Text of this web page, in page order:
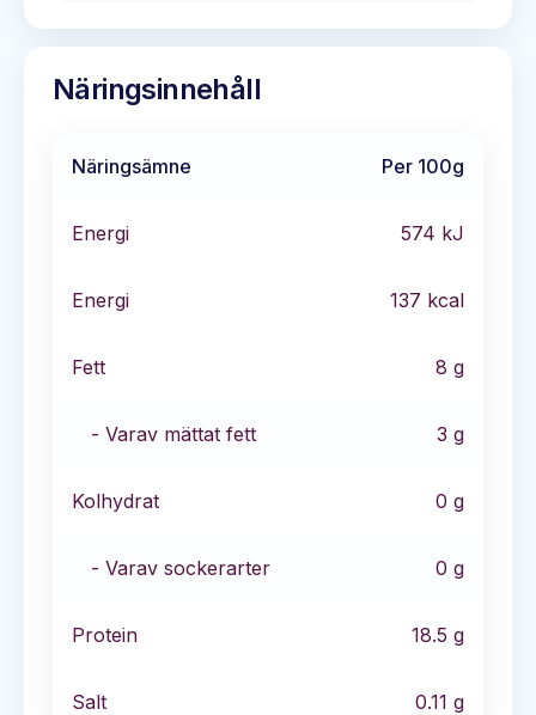
Näringsinnehåll
Näringsämne Per 100g
Energi 574 kJ
Energi 137 kcal
Fett 8 g
- Varav mättat fett 3 g
Kolhydrat 0 g
- Varav sockerarter 0 g
Protein 18.5 g
Salt 0.11 g